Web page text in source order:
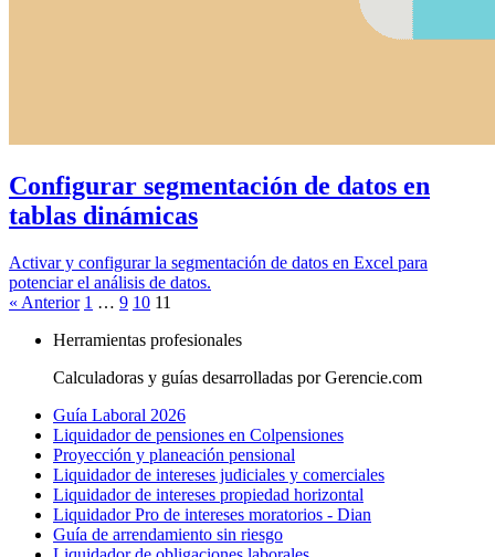
Configurar segmentación de datos en
tablas dinámicas
Activar y configurar la segmentación de datos en Excel para
potenciar el análisis de datos.
« Anterior 1 … 9 10 11
Herramientas profesionales
Calculadoras y guías desarrolladas por Gerencie.com
Guía Laboral 2026
Liquidador de pensiones en Colpensiones
Proyección y planeación pensional
Liquidador de intereses judiciales y comerciales
Liquidador de intereses propiedad horizontal
Liquidador Pro de intereses moratorios - Dian
Guía de arrendamiento sin riesgo